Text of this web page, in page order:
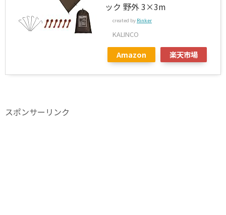
ック 野外 3×3m
created by Rinker
KALINCO
Amazon 楽天市場
スポンサーリンク